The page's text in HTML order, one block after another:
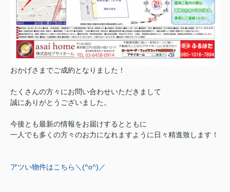
おかげさまでご成約となりました！
たくさんの方々にお問い合わせいただきまして
誠にありがとうございました。
今後とも最新の情報をお届けするとともに
一人でも多くの方々のお力になれますように日々精進致します！
アツい物件はこちら＼(^o^)／